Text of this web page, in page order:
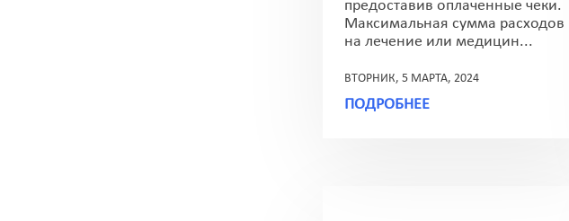
предоставив оплаченные чеки.
Максимальная сумма расходов
на лечение или медицин...
ВТОРНИК, 5 МАРТА, 2024
ПОДРОБНЕЕ